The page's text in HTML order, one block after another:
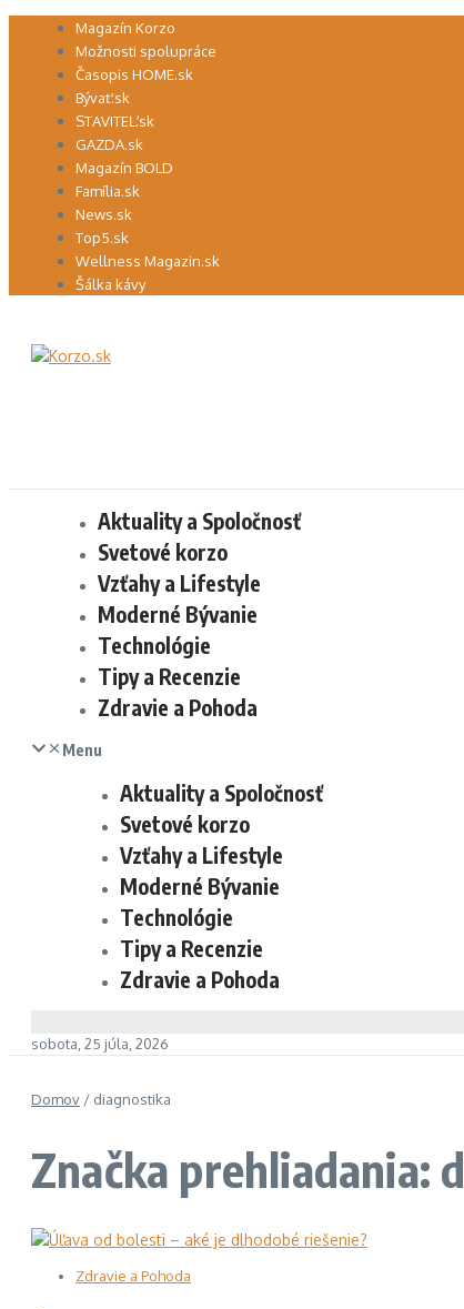
Preskočiť Magazín Korzo
Možnosti spolupráce
Časopis HOME.sk
Bývať.sk
STAVITEĽ.sk
GAZDA.sk
Magazín BOLD
Família.sk
News.sk
Top5.sk
Wellness Magazin.sk
Šálka kávy
Aktuality a Spoločnosť
Svetové korzo
Vzťahy a Lifestyle
Moderné Bývanie
Technológie
Tipy a Recenzie
Zdravie a Pohoda
Menu
Aktuality a Spoločnosť
Svetové korzo
Vzťahy a Lifestyle
Moderné Bývanie
Technológie
Tipy a Recenzie
Zdravie a Pohoda
sobota, 25 júla, 2026
Domov / diagnostika
Značka prehliadania:
Zdravie a Pohoda